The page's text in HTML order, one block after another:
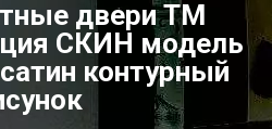
двери ТМ
СКИН модель
контурный